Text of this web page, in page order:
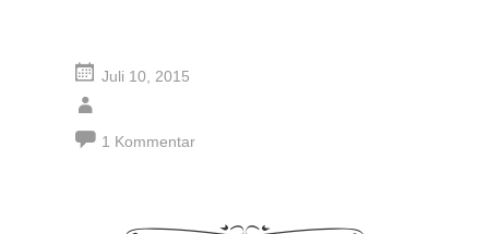
Juli 10, 2015
1 Kommentar